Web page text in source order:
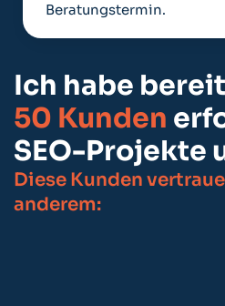
Beratungstermin.
Ich habe
50 Kunden
SEO-Projekte
Diese Kunden
anderem: